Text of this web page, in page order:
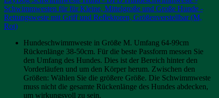
Schwimmwesten für für Kleine, Mittelgroße und Große Hunde -
Rettungsweste mit Griff und Reflektoren, Größenverstellbar (M,
Rot)
Hundeschwimmweste in Größe M. Umfang 64-99cm
Rückenlänge 38-50cm. Für die beste Passform messen Sie
den Umfang des Hundes. Dies ist der Bereich hinter den
Vorderläufen und um den Körper herum. Zwischen den
Größen: Wählen Sie die größere Größe. Die Schwimmweste
muss nicht die gesamte Rückenlänge des Hundes abdecken,
um wirkungsvoll zu sein.